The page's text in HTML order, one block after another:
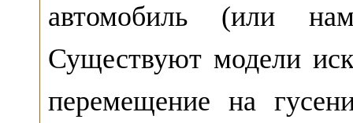
автомобиль (или
Существуют модели
перемещение на